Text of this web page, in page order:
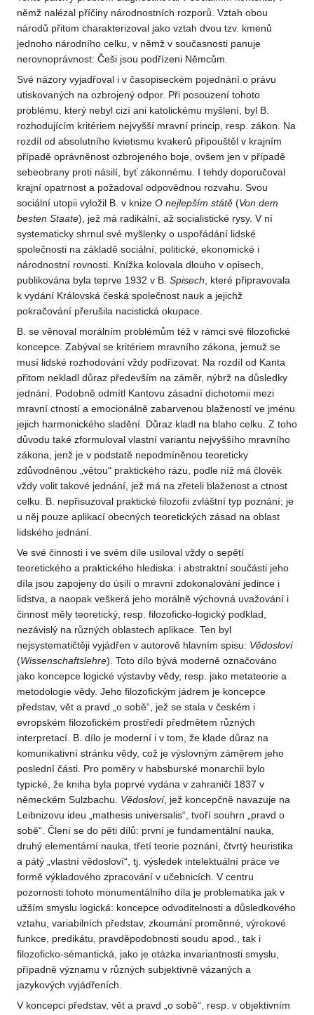
němž nalézal příčiny národnostních rozporů. Vztah obou
národů přitom charakterizoval jako vztah dvou tzv. kmenů
jednoho národního celku, v němž v současnosti panuje
nerovnoprávnost: Češi jsou podřízeni Němcům.
Své názory vyjadřoval i v časopiseckém pojednání o právu
utiskovaných na ozbrojený odpor. Při posouzení tohoto
problému, který nebyl cizí ani katolickému myšlení, byl B.
rozhodujícím kritériem nejvyšší mravní princip, resp. zákon. Na
rozdíl od absolutního kvietismu kvakerů připouštěl v krajním
případě oprávněnost ozbrojeného boje, ovšem jen v případě
sebeobrany proti násilí, byť zákonnému. I tehdy doporučoval
krajní opatrnost a požadoval odpovědnou rozvahu. Svou
sociální utopii vyložil B. v knize O nejlepším státě (Von dem
besten Staate), jež má radikální, až socialistické rysy. V ní
systematicky shrnul své myšlenky o uspořádání lidské
společnosti na základě sociální, politické, ekonomické i
národnostní rovnosti. Knížka kolovala dlouho v opisech,
publikována byla teprve 1932 v B. Spisech , které připravovala
k vydání Královská česká společnost nauk a jejichž
pokračování přerušila nacistická okupace.
B. se věnoval morálním problémům též v rámci své filozofické
koncepce. Zabýval se kritériem mravního zákona, jemuž se
musí lidské rozhodování vždy podřizovat. Na rozdíl od Kanta
přitom nekladl důraz především na záměr, nýbrž na důsledky
jednání. Podobně odmítl Kantovu zásadní dichotomii mezi
mravní ctností a emocionálně zabarvenou blažeností ve jménu
jejich harmonického sladění. Důraz kladl na blaho celku. Z toho
důvodu také zformuloval vlastní variantu nejvyššího mravního
zákona, jenž je v podstatě nepodmíněnou teoreticky
zdůvodněnou „větou“ praktického rázu, podle níž má člověk
vždy volit takové jednání, jež má na zřeteli blaženost a ctnost
celku. B. nepřisuzoval praktické filozofii zvláštní typ poznání; je
u něj pouze aplikací obecných teoretických zásad na oblast
lidského jednání.
Ve své činnosti i ve svém díle usiloval vždy o sepětí
teoretického a praktického hlediska: i abstraktní součásti jeho
díla jsou zapojeny do úsilí o mravní zdokonalování jedince i
lidstva, a naopak veškerá jeho morálně výchovná uvažování i
činnost měly teoretický, resp. filozoficko-logický podklad,
nezávislý na různých oblastech aplikace. Ten byl
nejsystematičtěji vyjádřen v autorově hlavním spisu: Vědosloví
(Wissenschaftslehre). Toto dílo bývá moderně označováno
jako koncepce logické výstavby vědy, resp. jako metateorie a
metodologie vědy. Jeho filozofickým jádrem je koncepce
představ, vět a pravd „o sobě“, jež se stala v českém i
evropském filozofickém prostředí předmětem různých
interpretací. B. dílo je moderní i v tom, že klade důraz na
komunikativní stránku vědy, což je výslovným záměrem jeho
poslední části. Pro poměry v habsburské monarchii bylo
typické, že kniha byla poprvé vydána v zahraničí 1837 v
německém Sulzbachu. Vědosloví, jež koncepčně navazuje na
Leibnizovu ideu „mathesis universalis“, tvoří souhrn „pravd o
sobě“. Člení se do pěti dílů: první je fundamentální nauka,
druhý elementární nauka, třetí teorie poznání, čtvrtý heuristika
a pátý „vlastní vědosloví“, tj. výsledek intelektuální práce ve
formě výkladového zpracování v učebnicích. V centru
pozornosti tohoto monumentálního díla je problematika jak v
užším smyslu logická: koncepce odvoditelnosti a důsledkového
vztahu, variabilních představ, zkoumání proměnné, výrokové
funkce, predikátu, pravděpodobnosti soudu apod., tak i
filozoficko-sémantická, jako je otázka invariantnosti smyslu,
případně významu v různých subjektivně vázaných a
jazykových vyjádřeních.
V koncepci představ, vět a pravd „o sobě“, resp. v objektivním